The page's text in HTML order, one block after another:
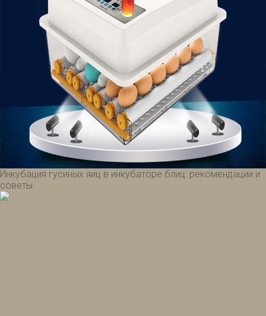
Инкубация гусиных яиц в инкубаторе блиц: рекомендации и
советы